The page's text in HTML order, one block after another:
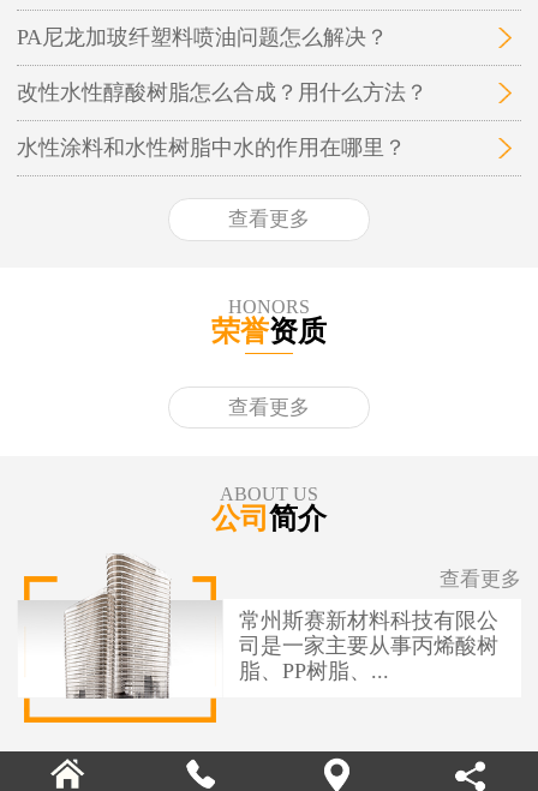
PA尼龙加玻纤塑料喷油问题怎么解决？
改性水性醇酸树脂怎么合成？用什么方法？
水性涂料和水性树脂中水的作用在哪里？
查看更多
HONORS
荣誉资质
查看更多
ABOUT US
公司 简介
常州斯赛新材料科技有限公
司是一家主要从事丙烯酸树
脂、PP树脂、...
查看更多